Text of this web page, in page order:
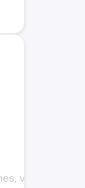
versión